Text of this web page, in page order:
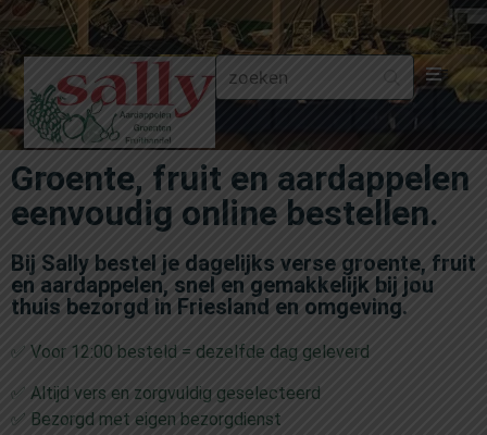
Groente, fruit en aardappelen
eenvoudig online bestellen.
Bij Sally bestel je dagelijks verse groente, fruit
en aardappelen, snel en gemakkelijk bij jou
thuis bezorgd in Friesland en omgeving.
✅ Voor 12:00 besteld = dezelfde dag geleverd
✅ Altijd vers en zorgvuldig geselecteerd
✅ Bezorgd met eigen bezorgdienst